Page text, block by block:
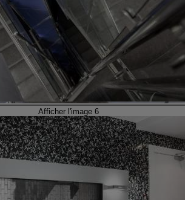
Afficher l'image 6